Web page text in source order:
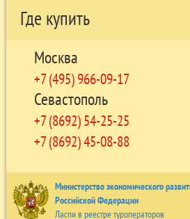
Где купить
Москва
+7 (495) 966-09-17
Севастополь
+7 (8692) 54-25-25
+7 (8692) 45-08-88
Министерство экономического
Российской Федерации
Ласпи в реестре туроператоров